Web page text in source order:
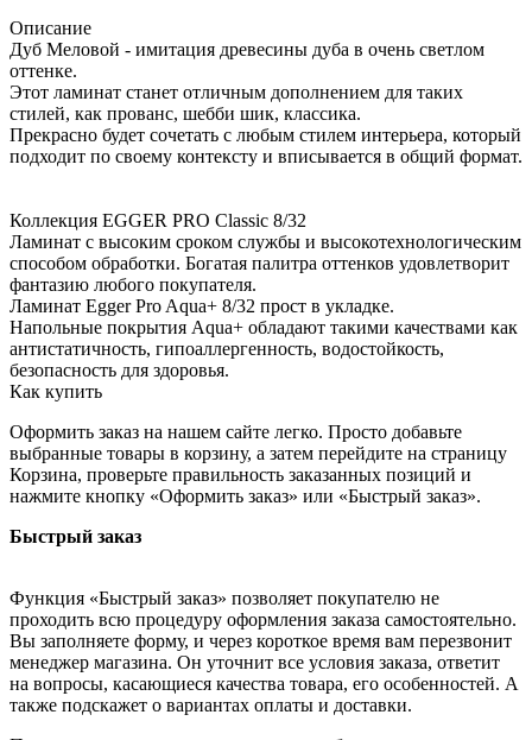
Описание
Дуб Меловой - имитация древесины дуба в очень светлом
оттенке.
Этот ламинат станет отличным дополнением для таких
стилей, как прованс, шебби шик, классика.
Прекрасно будет сочетать с любым стилем интерьера, который
подходит по своему контексту и вписывается в общий формат.
Коллекция EGGER PRO Classic 8/32
Ламинат с высоким сроком службы и высокотехнологическим
способом обработки. Богатая палитра оттенков удовлетворит
фантазию любого покупателя.
Ламинат Egger Pro Aqua+ 8/32 прост в укладке.
Напольные покрытия Aqua+ обладают такими качествами как
антистатичность, гипоаллергенность, водостойкость,
безопасность для здоровья.
Как купить
Оформить заказ на нашем сайте легко. Просто добавьте
выбранные товары в корзину, а затем перейдите на страницу
Корзина, проверьте правильность заказанных позиций и
нажмите кнопку «Оформить заказ» или «Быстрый заказ».
Быстрый заказ
Функция «Быстрый заказ» позволяет покупателю не
проходить всю процедуру оформления заказа самостоятельно.
Вы заполняете форму, и через короткое время вам перезвонит
менеджер магазина. Он уточнит все условия заказа, ответит
на вопросы, касающиеся качества товара, его особенностей. А
также подскажет о вариантах оплаты и доставки.